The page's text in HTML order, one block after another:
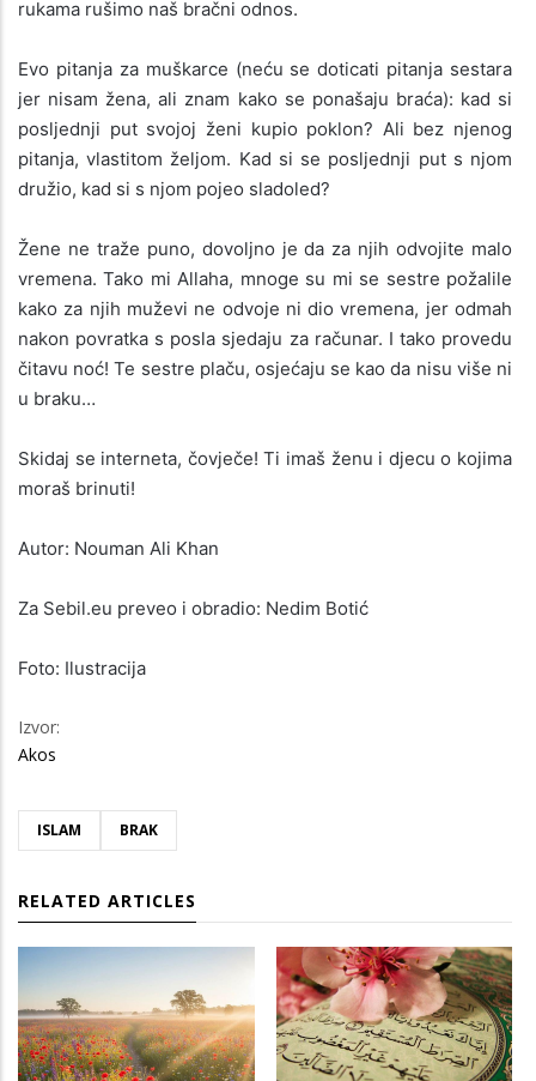
rukama rušimo naš bračni odnos.
Evo pitanja za muškarce (neću se doticati pitanja sestara
jer nisam žena, ali znam kako se ponašaju braća): kad si
posljednji put svojoj ženi kupio poklon? Ali bez njenog
pitanja, vlastitom željom. Kad si se posljednji put s njom
družio, kad si s njom pojeo sladoled?
Žene ne traže puno, dovoljno je da za njih odvojite malo
vremena. Tako mi Allaha, mnoge su mi se sestre požalile
kako za njih muževi ne odvoje ni dio vremena, jer odmah
nakon povratka s posla sjedaju za računar. I tako provedu
čitavu noć! Te sestre plaču, osjećaju se kao da nisu više ni
u braku…
Skidaj se interneta, čovječe! Ti imaš ženu i djecu o kojima
moraš brinuti!
Autor: Nouman Ali Khan
Za Sebil.eu preveo i obradio: Nedim Botić
Foto: Ilustracija
Izvor:
Akos
ISLAM BRAK
RELATED ARTICLES